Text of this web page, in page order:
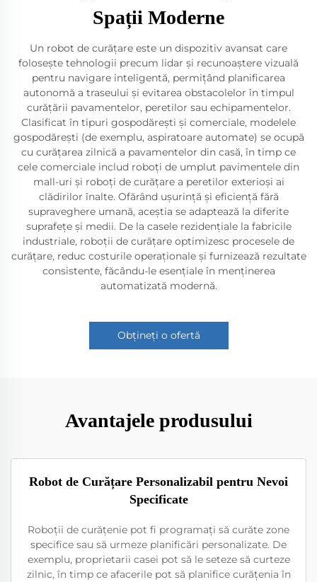
Spații Moderne
Un robot de curățare este un dispozitiv avansat care
folosește tehnologii precum lidar și recunoaștere vizuală
pentru navigare inteligentă, permițând planificarea
autonomă a traseului și evitarea obstacolelor în timpul
curățării pavamentelor, peretilor sau echipamentelor.
Clasificat în tipuri gospodărești și comerciale, modelele
gospodărești (de exemplu, aspiratoare automate) se ocupă
cu curățarea zilnică a pavamentelor din casă, în timp ce
cele comerciale includ roboți de umplut pavimentele din
mall-uri și roboți de curățare a peretilor exterioși ai
clădirilor înalte. Ofărând ușurință și eficiență fără
supraveghere umană, aceștia se adaptează la diferite
suprafețe și medii. De la casele rezidențiale la fabricile
industriale, roboții de curățare optimizesc procesele de
curățare, reduc costurile operaționale și furnizează rezultate
consistente, făcându-le esențiale în menținerea
automatizată modernă.
Obțineți o ofertă
Avantajele produsului
Robot de Curățare Personalizabil pentru Nevoi
Specificate
Roboții de curățenie pot fi programați să curăte zone
specifice sau să urmeze planificări personalizate. De
exemplu, proprietarii casei pot să le seteze să curteze
zilnic, în timp ce afacerile pot să planifice curățenia în